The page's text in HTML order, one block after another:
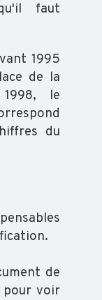
faut
1995
de la
le
du
de
pour voir